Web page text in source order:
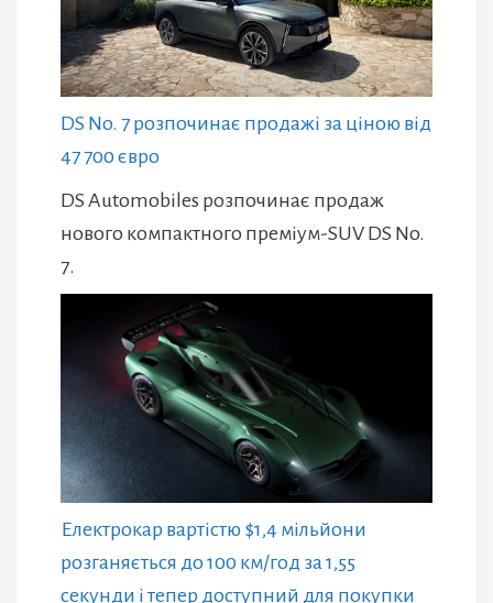
DS No. 7 розпочинає продажі за ціною від
47 700 євро
DS Automobiles розпочинає продаж
нового компактного преміум-SUV DS No.
7.
Електрокар вартістю $1,4 мільйони
розганяється до 100 км/год за 1,55
секунди і тепер доступний для покупки